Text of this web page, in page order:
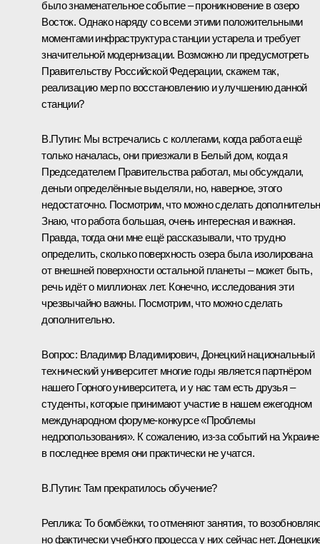
было знаменательное событие – проникновение в озеро
Восток. Однако наряду со всеми этими положительными
моментами инфраструктура станции устарела и требует
значительной модернизации. Возможно ли предусмотреть
Правительству Российской Федерации, скажем так,
реализацию мер по восстановлению и улучшению данной
станции?
В.Путин: Мы встречались с коллегами, когда работа ещё
только началась, они приезжали в Белый дом, когда я
Председателем Правительства работал, мы обсуждали,
деньги определённые выделяли, но, наверное, этого
недостаточно. Посмотрим, что можно сделать
Знаю, что работа большая, очень интересная и важная.
Правда, тогда они мне ещё рассказывали, что трудно
определить, сколько поверхность озера была изолирована
от внешней поверхности остальной планеты – может быть,
речь идёт о миллионах лет. Конечно, исследования эти
чрезвычайно важны. Посмотрим, что можно сделать
дополнительно.
Вопрос: Владимир Владимирович, Донецкий национальный
технический университет многие годы является партнёром
нашего Горного университета, и у нас там есть друзья –
студенты, которые принимают участие в нашем ежегодном
международном форуме-конкурсе «Проблемы
недропользования». К сожалению, из‑за событий на Украине
в последнее время они практически не учатся.
В.Путин: Там прекратилось обучение?
Реплика: То бомбёжки, то отменяют занятия, то
но фактически учебного процесса у них сейчас нет.